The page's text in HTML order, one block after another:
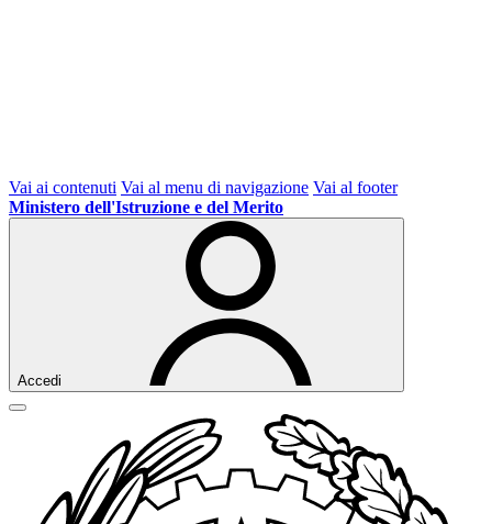
Vai ai contenuti Vai al menu di navigazione Vai al footer
Ministero dell'Istruzione e del Merito
Accedi